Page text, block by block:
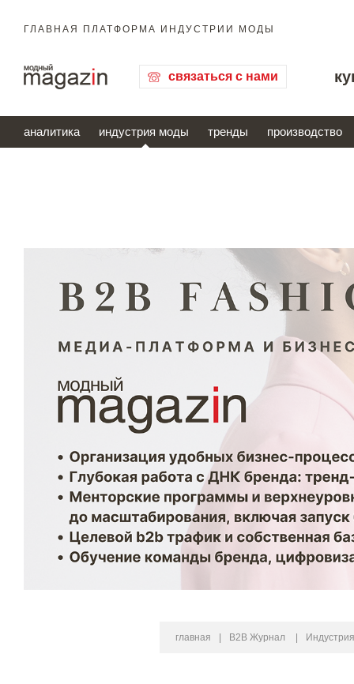
ГЛАВНАЯ ПЛАТФОРМА ИНДУСТРИИ МОДЫ
связаться с нами
аналитика индустрия моды тренды производство
главная B2B Журнал